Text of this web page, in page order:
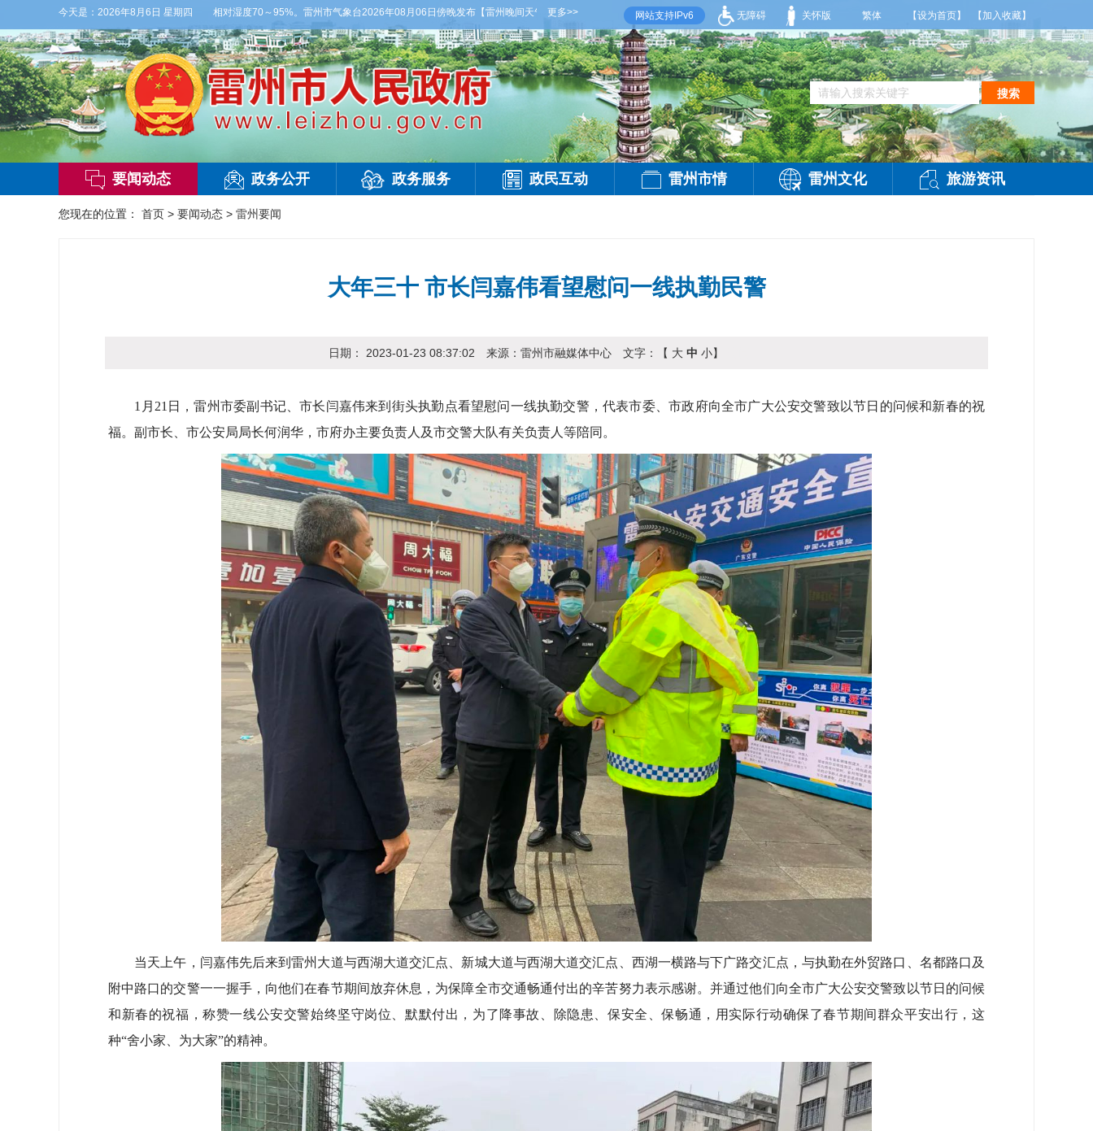
今天是： 2026年8月6日 星期四
部大雨，东南风2～3级，气温25～32℃，相对湿度70～95%。雷州市气象台2026年08月06日傍晚发布【雷州晚间天气】今晚到明天白天，阴天间多云，有雷阵雨，局部大雨，东南风2～3级，气温25～32℃，相对湿度70～95%。雷州市气象台2026年
更多>> 网站支持IPv6 无障碍 关怀版 繁体 【设为首页】 【加入收藏】
搜索
要闻动态 政务公开 政务服务 政民互动 雷州市情 雷州文化 旅游资讯
您现在的位置： 首页 > 要闻动态 > 雷州要闻
大年三十 市长闫嘉伟看望慰问一线执勤民警
日期： 2023-01-23 08:37:02 来源： 雷州市融媒体中心 文字：【 大 中 小】
1月21日，雷州市委副书记、市长闫嘉伟来到街头执勤点看望慰问一线执勤交警，代表市委、市政府向全市广大公安交警致以节日的问候和新春的祝
福。副市长、市公安局局长何润华，市府办主要负责人及市交警大队有关负责人等陪同。
当天上午，闫嘉伟先后来到雷州大道与西湖大道交汇点、新城大道与西湖大道交汇点、西湖一横路与下广路交汇点，与执勤在外贸路口、名都路口及
附中路口的交警一一握手，向他们在春节期间放弃休息，为保障全市交通畅通付出的辛苦努力表示感谢。并通过他们向全市广大公安交警致以节日的问候
和新春的祝福，称赞一线公安交警始终坚守岗位、默默付出，为了降事故、除隐患、保安全、保畅通，用实际行动确保了春节期间群众平安出行，这
种“舍小家、为大家”的精神。